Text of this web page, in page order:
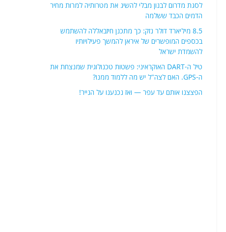
לסגת מדרום לבנון מבלי להשיג את מטרותיה למרות מחיר
הדמים הכבד ששלמה
8.5 מיליארד דולר נזק: כך מתכנן חיזבאללה להשתמש
בכספים המופשרים של איראן להמשך פעילויותיו
להשמדת ישראל
טיל ה-DART האוקראיני: פשטות טכנולוגית שמנצחת את
ה-GPS. האם לצה"ל יש מה ללמוד ממנו?
הפצצנו אותם עד עפר — ואז נכנענו על הנייר!